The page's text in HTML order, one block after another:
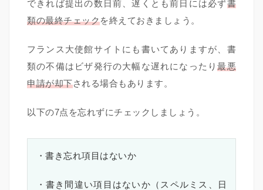
できれば提出の数日前、遅くとも前日には必ず書
類の最終チェックを終えておきましょう。
フランス大使館サイトにも書いてありますが、書
類の不備はビザ発行の大幅な遅れになったり最悪
申請が却下される場合もあります。
以下の7点を忘れずにチェックしましょう。
・書き忘れ項目はないか
・書き間違い項目はないか（スペルミス、日